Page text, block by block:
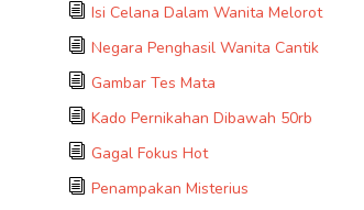
Isi Celana Dalam Wanita Melorot
Negara Penghasil Wanita Cantik
Gambar Tes Mata
Kado Pernikahan Dibawah 50rb
Gagal Fokus Hot
Penampakan Misterius